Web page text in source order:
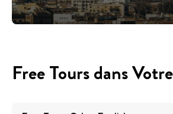
Free Tours dans